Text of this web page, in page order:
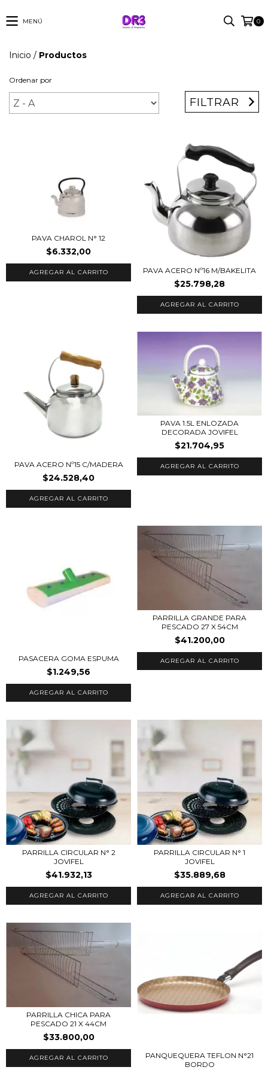
MENÚ 0
Inicio / Productos
Ordenar por
FILTRAR
PAVA CHAROL N° 12
$6.332,00
PAVA ACERO Nº16 M/BAKELITA
$25.798,28
PAVA ACERO Nº15 C/MADERA
$24.528,40
PAVA 1.5L ENLOZADA
DECORADA JOVIFEL
$21.704,95
PASACERA GOMA ESPUMA
$1.249,56
PARRILLA GRANDE PARA
PESCADO 27 X 54CM
$41.200,00
PARRILLA CIRCULAR N° 2
JOVIFEL
$41.932,13
PARRILLA CIRCULAR N° 1
JOVIFEL
$35.889,68
PARRILLA CHICA PARA
PESCADO 21 X 44CM
$33.800,00
PANQUEQUERA TEFLON N°21
BORDO